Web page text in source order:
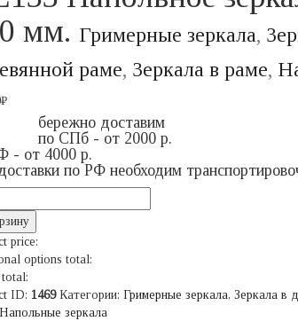
мм. Гримерные зеркала,
раме, Зеркала в раме,
₽
бережно доставим
по СПб - от 2000 р.
- от 4000 р.
по РФ необходим
price:
options total:
ID: 1469 Категории: Гримерные зеркала, Зеркала в
Напольные зеркала